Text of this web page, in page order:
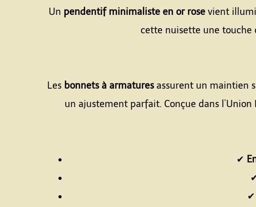
Un pendentif minimaliste en or rose vient
cette nuisette une touche
Les bonnets à armaturesassurent un maintien
un ajustement parfait. Conçue dans
✔
✔